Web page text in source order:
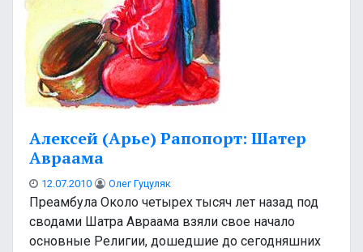
Алексей (Арье) Рапопорт: Шатер
Авраама
12.07.2010 Олег Гуцуляк
Преамбула Около четырех тысяч лет назад под
сводами Шатра Авраама взяли свое начало
основные Религии, дошедшие до сегодняшних